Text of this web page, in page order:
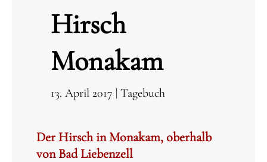
Hirsch
Monakam
13. April 2017 | Tagebuch
Der Hirsch in Monakam, oberhalb
von Bad Liebenzell